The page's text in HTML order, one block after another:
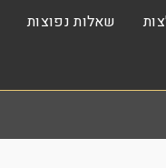
שאלות נפוצות